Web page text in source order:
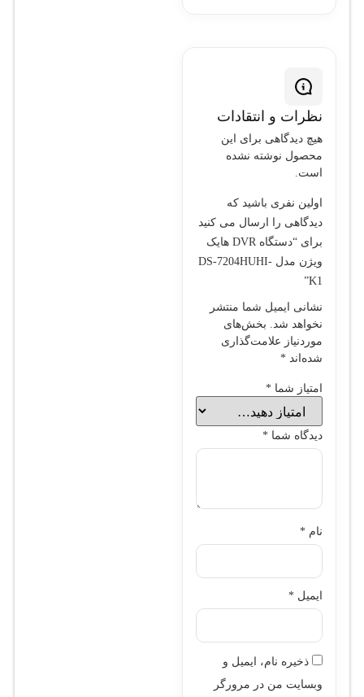
به‌روز، ویژگی‌های
فشرده‌سازی و کیفیت بالای
ضبط، گزینه‌ای مناسب
برای کاربرانی است که به
امنیت دقیق هستند.
نظرات و انتقادات
هیچ دیدگاهی برای این
محصول نوشته نشده
است.
اولین نفری باشید که
دیدگاهی را ارسال می کنید
برای “دستگاه DVR هایک
ویژن مدل DS-7204HUHI-
K1”
نشانی ایمیل شما منتشر
نخواهد شد. بخش‌های
موردنیاز علامت‌گذاری
شده‌اند *
امتیاز شما *
دیدگاه شما *
نام *
ایمیل *
ذخیره نام، ایمیل و
وبسایت من در مرورگر